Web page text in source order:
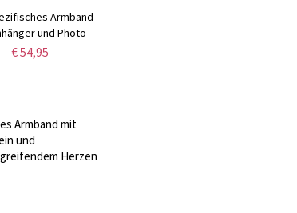
Armband
und Photo
€ 54,95